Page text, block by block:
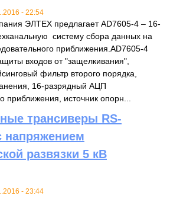
- 22:54
ЭЛТЕХ предлагает AD7605-4 – 16-
систему сбора данных на
приближения.AD7605-4
входов от "защелкивания",
фильтр второго порядка,
16-разрядный АЦП
приближения, источник опорн...
трансиверы RS-
напряжением
развязки 5 кВ
- 23:44